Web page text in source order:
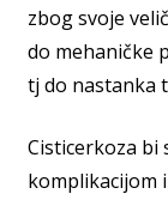
zbog svoje
do mehaničke
tj do nastanka
Cisticerkoza bi
komplikacijom